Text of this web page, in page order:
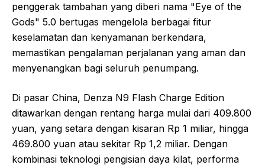
penggerak tambahan yang diberi nama "Eye of the
Gods" 5.0 bertugas mengelola berbagai fitur
keselamatan dan kenyamanan berkendara,
memastikan pengalaman perjalanan yang aman dan
menyenangkan bagi seluruh penumpang.
Di pasar China, Denza N9 Flash Charge Edition
ditawarkan dengan rentang harga mulai dari 409.800
yuan, yang setara dengan kisaran Rp 1 miliar, hingga
469.800 yuan atau sekitar Rp 1,2 miliar. Dengan
kombinasi teknologi pengisian daya kilat, performa